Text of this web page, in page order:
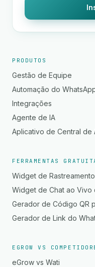
PRODUTOS
Gestão de Equipe
Automação do
Integrações
Agente de IA
Aplicativo de Central de
FERRAMENTAS
Widget de
Widget de Chat ao Vivo
Gerador de Código QR
Gerador de Link do
EGROW VS
eGrow vs Wati